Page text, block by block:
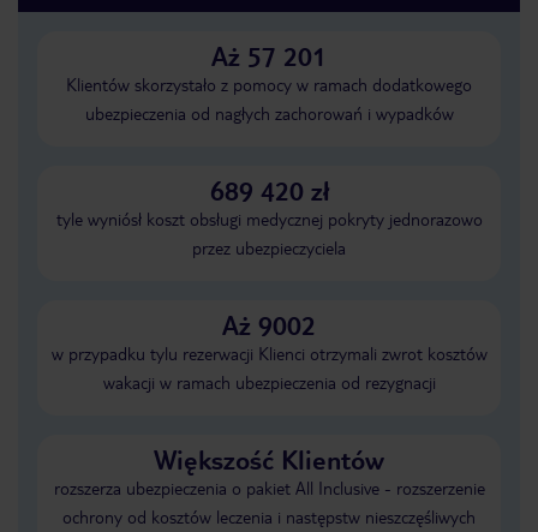
Aż 57 201
Klientów skorzystało z pomocy w ramach dodatkowego
ubezpieczenia od nagłych zachorowań i wypadków
689 420 zł
tyle wyniósł koszt obsługi medycznej pokryty jednorazowo
przez ubezpieczyciela
Aż 9002
w przypadku tylu rezerwacji Klienci otrzymali zwrot kosztów
wakacji w ramach ubezpieczenia od rezygnacji
Większość Klientów
rozszerza ubezpieczenia o pakiet All Inclusive - rozszerzenie
ochrony od kosztów leczenia i następstw nieszczęśliwych